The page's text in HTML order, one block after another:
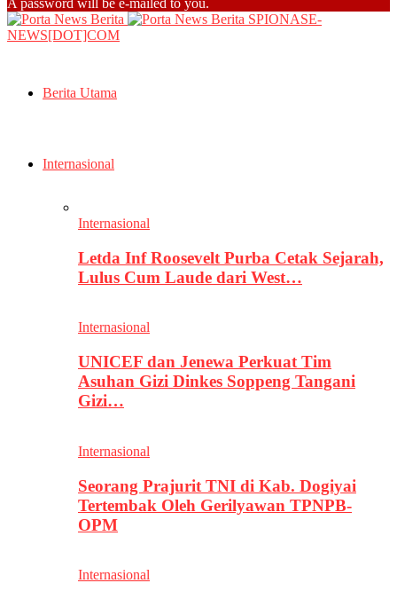
A password will be e-mailed to you.
SPIONASE-
NEWS[DOT]COM
Berita Utama
Internasional
Internasional
Letda Inf Roosevelt Purba Cetak Sejarah,
Lulus Cum Laude dari West…
Internasional
UNICEF dan Jenewa Perkuat Tim
Asuhan Gizi Dinkes Soppeng Tangani
Gizi…
Internasional
Seorang Prajurit TNI di Kab. Dogiyai
Tertembak Oleh Gerilyawan TPNPB-
OPM
Internasional